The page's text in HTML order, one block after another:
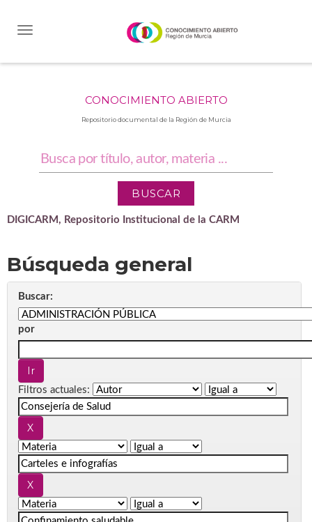
CONOCIMIENTO ABIERTO
Repositorio documental de la Región de Murcia
DIGICARM, Repositorio Institucional de la CARM
Búsqueda general
Buscar:
por
Filtros actuales: